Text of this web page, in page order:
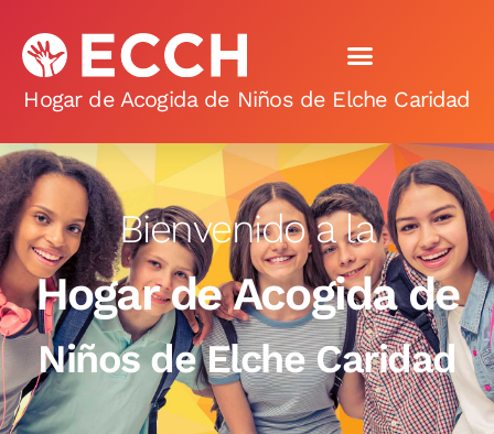
Hogar de Acogida de Niños de Elche Caridad
Bienvenido a la
Hogar de Acogida de
Niños de Elche Caridad